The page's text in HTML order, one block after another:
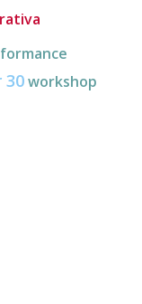
30workshop